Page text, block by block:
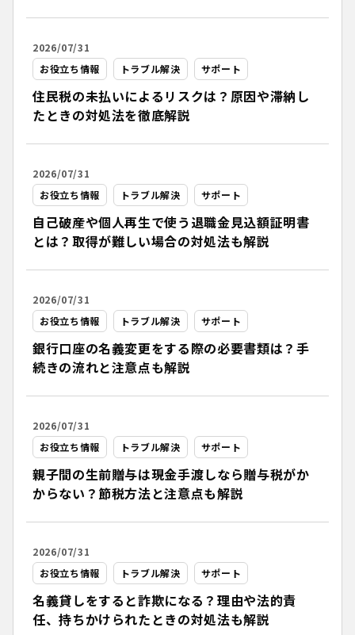
2026/07/31
お役立ち情報
トラブル解決 サポート
住民税の未払いによるリスクは？原因や滞納し
たときの対処法を徹底解説
2026/07/31
お役立ち情報
トラブル解決 サポート
自己破産や個人再生で使う退職金見込額証明書
とは？取得が難しい場合の対処法も解説
2026/07/31
お役立ち情報
トラブル解決 サポート
銀行口座の名義変更をする際の必要書類は？手
続きの流れと注意点も解説
2026/07/31
お役立ち情報
トラブル解決 サポート
親子間の生前贈与は現金手渡しなら贈与税がか
からない？節税方法と注意点も解説
2026/07/31
お役立ち情報
トラブル解決 サポート
名義貸しをすると詐欺になる？理由や法的責
任、持ちかけられたときの対処法も解説